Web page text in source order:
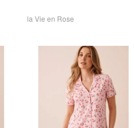
la Vie en Rose